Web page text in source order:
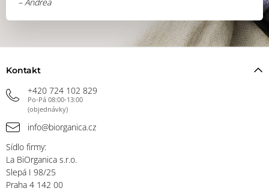
Kontakt
+420 724 102 829
Po-Pá 08:00-13:00
(objednávky)
info@biorganica.cz
Sídlo firmy:
La BiOrganica s.r.o.
Slepá I 98/25
Praha 4 142 00